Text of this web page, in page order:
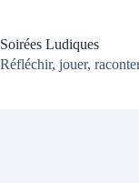
contenu
Soirées Ludiques
Réfléchir, jouer,